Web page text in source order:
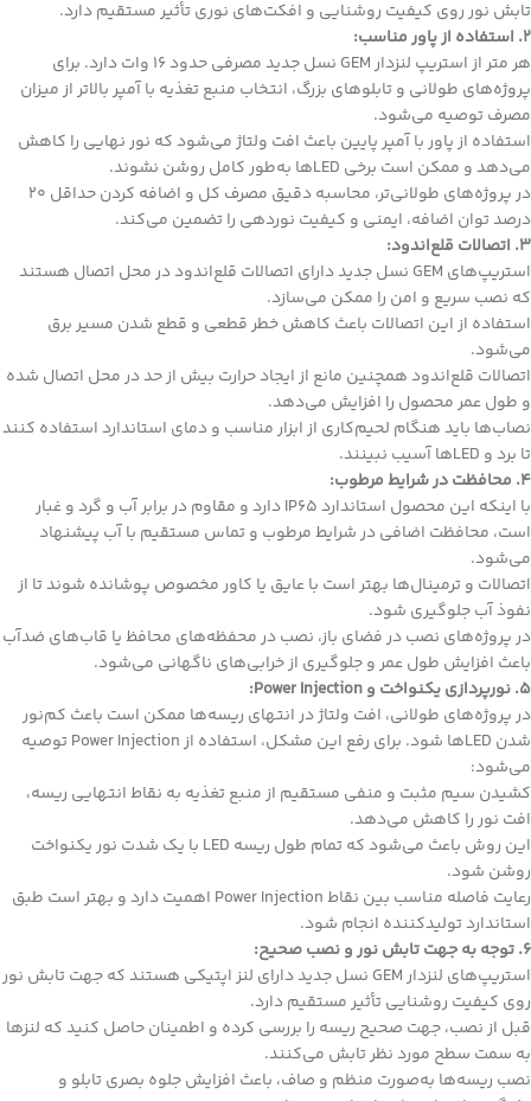
تابش نور روی کیفیت روشنایی و افکت‌های نوری تأثیر مستقیم دارد.
۲. استفاده از پاور مناسب:
هر متر از استریپ لنزدار GEM نسل جدید مصرفی حدود ۱۶ وات دارد. برای
پروژه‌های طولانی و تابلوهای بزرگ، انتخاب منبع تغذیه با آمپر بالاتر از میزان
مصرف توصیه می‌شود.
استفاده از پاور با آمپر پایین باعث افت ولتاژ می‌شود که نور نهایی را کاهش
می‌دهد و ممکن است برخی LED‌ها به‌طور کامل روشن نشوند.
در پروژه‌های طولانی‌تر، محاسبه دقیق مصرف کل و اضافه کردن حداقل ۲۰
درصد توان اضافه، ایمنی و کیفیت نوردهی را تضمین می‌کند.
۳. اتصالات قلع‌اندود:
استریپ‌های GEM نسل جدید دارای اتصالات قلع‌اندود در محل اتصال هستند
که نصب سریع و امن را ممکن می‌سازد.
استفاده از این اتصالات باعث کاهش خطر قطعی و قطع شدن مسیر برق
می‌شود.
اتصالات قلع‌اندود همچنین مانع از ایجاد حرارت بیش از حد در محل اتصال شده
و طول عمر محصول را افزایش می‌دهد.
نصاب‌ها باید هنگام لحیم‌کاری از ابزار مناسب و دمای استاندارد استفاده کنند
تا برد و LED‌ها آسیب نبینند.
۴. محافظت در شرایط مرطوب:
با اینکه این محصول استاندارد IP65 دارد و مقاوم در برابر آب و گرد و غبار
است، محافظت اضافی در شرایط مرطوب و تماس مستقیم با آب پیشنهاد
می‌شود.
اتصالات و ترمینال‌ها بهتر است با عایق یا کاور مخصوص پوشانده شوند تا از
نفوذ آب جلوگیری شود.
در پروژه‌های نصب در فضای باز، نصب در محفظه‌های محافظ یا قاب‌های ضدآب
باعث افزایش طول عمر و جلوگیری از خرابی‌های ناگهانی می‌شود.
۵. نورپردازی یکنواخت و Power Injection:
در پروژه‌های طولانی، افت ولتاژ در انتهای ریسه‌ها ممکن است باعث کم‌نور
شدن LED‌ها شود. برای رفع این مشکل، استفاده از Power Injection توصیه
می‌شود:
کشیدن سیم مثبت و منفی مستقیم از منبع تغذیه به نقاط انتهایی ریسه،
افت نور را کاهش می‌دهد.
این روش باعث می‌شود که تمام طول ریسه LED با یک شدت نور یکنواخت
روشن شود.
رعایت فاصله مناسب بین نقاط Power Injection اهمیت دارد و بهتر است طبق
استاندارد تولیدکننده انجام شود.
۶. توجه به جهت تابش نور و نصب صحیح:
استریپ‌های لنزدار GEM نسل جدید دارای لنز اپتیکی هستند که جهت تابش نور
روی کیفیت روشنایی تأثیر مستقیم دارد.
قبل از نصب، جهت صحیح ریسه را بررسی کرده و اطمینان حاصل کنید که لنزها
به سمت سطح مورد نظر تابش می‌کنند.
نصب ریسه‌ها به‌صورت منظم و صاف، باعث افزایش جلوه بصری تابلو و